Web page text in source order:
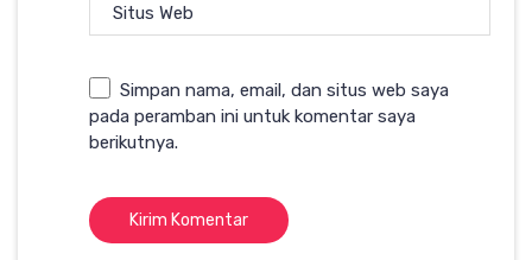
Situs Web
Simpan nama, email, dan situs web saya
pada peramban ini untuk komentar saya
berikutnya.